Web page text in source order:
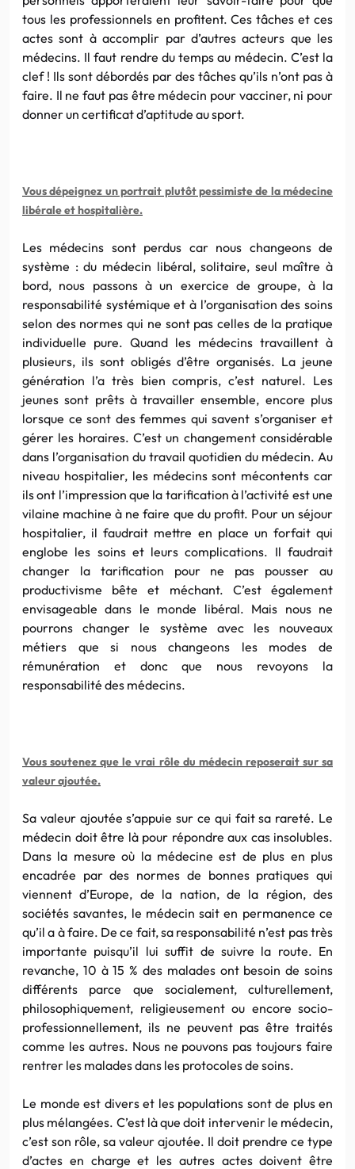
tous les professionnels en profitent. Ces tâches et ces
actes sont à accomplir par d’autres acteurs que les
médecins. Il faut rendre du temps au médecin. C’estla
clef ! Ils sont débordés par des tâches qu’ils n’ont pas à
faire. Il ne faut pas être médecin pour vacciner, ni pour
donner un certificat d’aptitude ausport.
Vous dépeignez un portrait plutôt pessimistede lamédecine
libérale et hospitalière.
Les médecins sont perdus car nous changeonsde
système : du médecin libéral, solitaire, seul maître à
bord, nous passons à un exercice degroupe, àla
responsabilité systémique et à l’organisation des soins
selon des normes qui ne sont pas cellesde la pratique
individuelle pure. Quand les médecins travaillent à
plusieurs, ils sont obligés d’être organisés. La jeune
génération l’a très bien compris, c’est naturel. Les
jeunes sont prêts à travailler ensemble, encore plus
lorsque ce sont des femmes qui savent s’organiser et
gérer les horaires. C’est un changement considérable
dans l’organisation du travail quotidien du médecin. Au
niveau hospitalier, les médecins sont mécontents car
ils ont l’impression que la tarification à l’activité est une
vilaine machine à ne faire que du profit. Pour un séjour
hospitalier, il faudrait mettre en place un forfait qui
englobe les soins et leurs complications. Il faudrait
changer la tarification pour ne pas pousser au
productivisme bête et méchant. C’est également
envisageable dans le monde libéral. Mais nous ne
pourrons changer le système avec les nouveaux
métiers que si nous changeons les modes de
rémunération et donc que nous revoyons la
responsabilité des médecins.
Vous soutenez que le vrai rôle du médecin reposerait sur sa
valeur ajoutée.
Sa valeur ajoutée s’appuie sur ce qui fait sa rareté. Le
médecin doit être là pour répondre aux cas insolubles.
Dans la mesure où la médecine est de plus en plus
encadrée pardes normes de bonnes pratiques qui
viennent d’Europe, de la nation,de la région,des
sociétés savantes, le médecin sait en permanence ce
qu’il a à faire. Dece fait, sa responsabilité n’est pas très
importante puisqu’il lui suffit de suivre la route. En
revanche, 10 à 15 % des malades ont besoin desoins
différents parce que socialement, culturellement,
philosophiquement, religieusement ou encore socio-
professionnellement, ils ne peuvent pas être traités
comme lesautres. Nous ne pouvons pas toujours faire
rentrer les malades dans les protocolesde soins.
Le monde est divers et les populations sontde plus en
plus mélangées. C’est là que doit intervenir le médecin,
c’est son rôle, sa valeur ajoutée. Il doit prendre ce type
d’actes en charge et les autres actes doivent être